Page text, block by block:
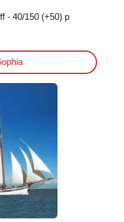
- 40/150 (+50) p